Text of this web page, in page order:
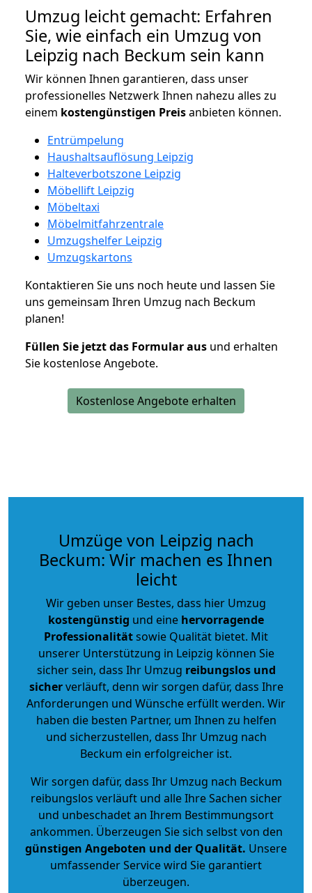
Umzug leicht gemacht: Erfahren
Sie, wie einfach ein Umzug von
Leipzig nach Beckum sein kann
Wir können Ihnen garantieren, dass unser
professionelles Netzwerk Ihnen nahezu alles zu
einem kostengünstigen Preisanbieten können.
Entrümpelung
Haushaltsauflösung Leipzig
Halteverbotszone Leipzig
Möbellift Leipzig
Möbeltaxi
Möbelmitfahrzentrale
Umzugshelfer Leipzig
Umzugskartons
Kontaktieren Sie uns noch heute und lassen Sie
uns gemeinsam Ihren Umzug nach Beckum
planen!
Füllen Sie jetzt das Formular aus und erhalten
Sie kostenlose Angebote.
Kostenlose Angebote erhalten
Umzüge von Leipzig nach
Beckum: Wir machen es Ihnen
leicht
Wir geben unser Bestes, dass hier Umzug
kostengünstig und eine hervorragende
Professionalitätsowie Qualität bietet. Mit
unserer Unterstützung in Leipzig können Sie
sicher sein, dass Ihr Umzug reibungslos und
sicherverläuft, denn wir sorgen dafür, dass Ihre
Anforderungen und Wünsche erfüllt werden. Wir
haben die besten Partner, um Ihnen zu helfen
und sicherzustellen, dass Ihr Umzug nach
Beckum ein erfolgreicher ist.
Wir sorgen dafür, dass Ihr Umzug nach Beckum
reibungslos verläuft und alle Ihre Sachen sicher
und unbeschadet an Ihrem Bestimmungsort
ankommen. Überzeugen Sie sich selbst von den
günstigen Angeboten und der Qualität. Unsere
umfassender Service wird Sie garantiert
überzeugen.